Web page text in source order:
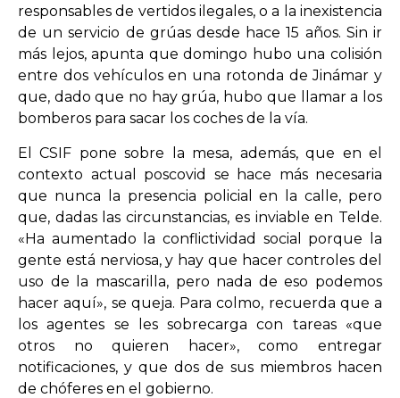
responsables de vertidos ilegales, o a la inexistencia
de un servicio de grúas desde hace 15 años. Sin ir
más lejos, apunta que domingo hubo una colisión
entre dos vehículos en una rotonda de Jinámar y
que, dado que no hay grúa, hubo que llamar a los
bomberos para sacar los coches de la vía.
El CSIF pone sobre la mesa, además, que en el
contexto actual poscovid se hace más necesaria
que nunca la presencia policial en la calle, pero
que, dadas las circunstancias, es inviable en Telde.
«Ha aumentado la conflictividad social porque la
gente está nerviosa, y hay que hacer controles del
uso de la mascarilla, pero nada de eso podemos
hacer aquí», se queja. Para colmo, recuerda que a
los agentes se les sobrecarga con tareas «que
otros no quieren hacer», como entregar
notificaciones, y que dos de sus miembros hacen
de chóferes en el gobierno.